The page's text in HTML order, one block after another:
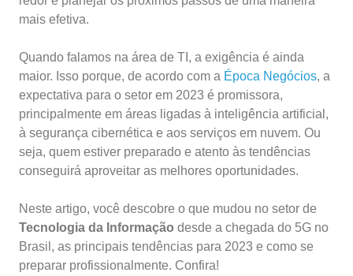
mais efetiva.
Quando falamos na área de TI, a exigência é ainda
maior. Isso porque, de acordo com a Época Negócios, a
expectativa para o setor em 2023 é promissora,
principalmente em áreas ligadas à inteligência artificial,
à segurança cibernética e aos serviços em nuvem. Ou
seja, quem estiver preparado e atento às tendências
conseguirá aproveitar as melhores oportunidades.
Neste artigo, você descobre o que mudou no setor de
Tecnologia da Informação desde a chegada do 5G no
Brasil, as principais tendências para 2023 e como se
preparar profissionalmente. Confira!